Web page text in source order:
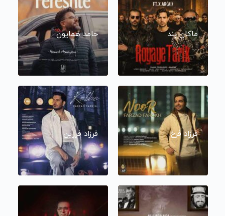
ماکان بند حامد همایون
فرزاد فرخ فرزاد فرزین